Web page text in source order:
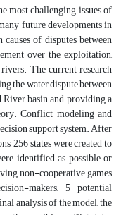
most challenging issues of
future developments in
of disputes between
over the exploitation,
The current research
the water dispute between
basin and providing a
Conflict modeling and
support system. After
256 states were created to
identified as possible or
non-cooperative games
makers, 5 potential
analysis of the model, the